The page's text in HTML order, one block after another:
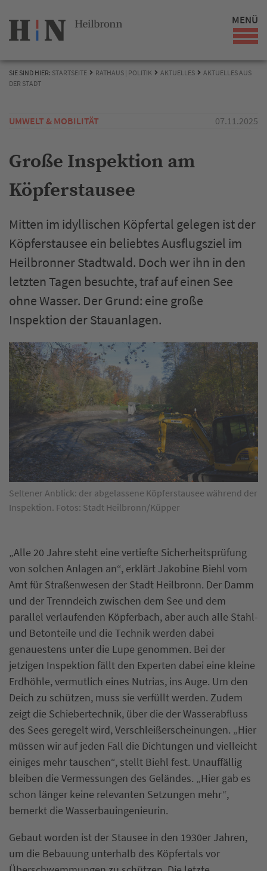
MENÜ
SIE SIND HIER: STARTSEITE RATHAUS | POLITIK AKTUELLES
AKTUELLES AUS
DER STADT
UMWELT & MOBILITÄT 07.11.2025
Große Inspektion am
Köpferstausee
Mitten im idyllischen Köpfertal gelegen ist der
Köpferstausee ein beliebtes Ausflugsziel im
Heilbronner Stadtwald. Doch wer ihn in den
letzten Tagen besuchte, traf auf einen See
ohne Wasser. Der Grund: eine große
Inspektion der Stauanlagen.
Seltener Anblick: der abgelassene Köpferstausee während der
Inspektion. Fotos: Stadt Heilbronn/Küpper
„Alle 20 Jahre steht eine vertiefte Sicherheitsprüfung
von solchen Anlagen an“, erklärt Jakobine Biehl vom
Amt für Straßenwesen der Stadt Heilbronn. Der Damm
und der Trenndeich zwischen dem See und dem
parallel verlaufenden Köpferbach, aber auch alle Stahl-
und Betonteile und die Technik werden dabei
genauestens unter die Lupe genommen. Bei der
jetzigen Inspektion fällt den Experten dabei eine kleine
Erdhöhle, vermutlich eines Nutrias, ins Auge. Um den
Deich zu schützen, muss sie verfüllt werden. Zudem
zeigt die Schiebertechnik, über die der Wasserabfluss
des Sees geregelt wird, Verschleißerscheinungen. „Hier
müssen wir auf jeden Fall die Dichtungen und vielleicht
einiges mehr tauschen“, stellt Biehl fest. Unauffällig
bleiben die Vermessungen des Geländes. „Hier gab es
schon länger keine relevanten Setzungen mehr“,
bemerkt die Wasserbauingenieurin.
Gebaut worden ist der Stausee in den 1930er Jahren,
um die Bebauung unterhalb des Köpfertals vor